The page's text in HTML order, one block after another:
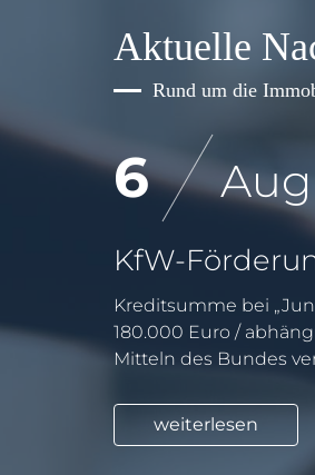
Aktuelle
Rund um die
6
Kreditsumme bei
180.000 Euro /
Mitteln des Bundes
weiterlesen